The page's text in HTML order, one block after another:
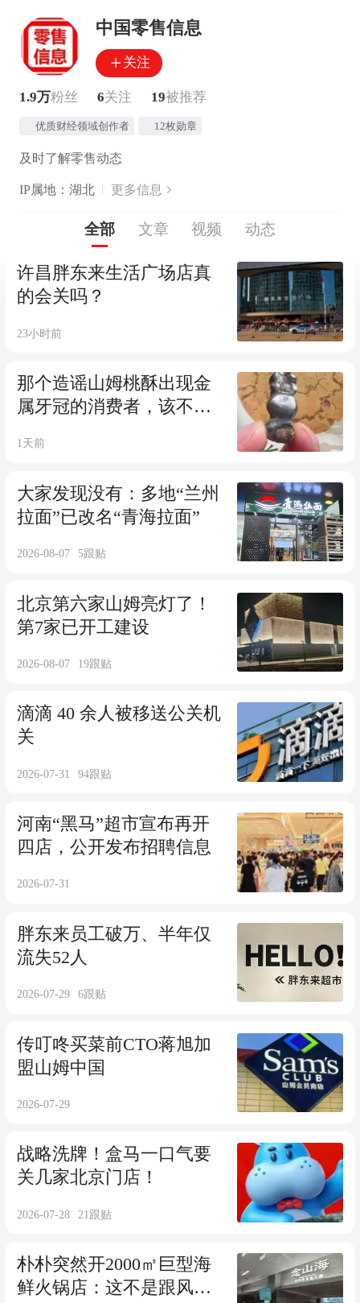
中国零售信息
关注
1.9万粉丝 6关注 19被推荐
优质财经领域创作者 12枚勋章
及时了解零售动态
IP属地：湖北 更多信息
全部 文章 视频 动态
许昌胖东来生活广场店真
的会关吗？
23小时前
那个造谣山姆桃酥出现金
属牙冠的消费者，该不该
1天前
大家发现没有：多地“兰州
拉面”已改名“青海拉面”
2026-08-07 5跟贴
北京第六家山姆亮灯了！
第7家已开工建设
2026-08-07 19跟贴
滴滴 40 余人被移送公关机
关
2026-07-31 94跟贴
河南“黑马”超市宣布再开
四店，公开发布招聘信息
2026-07-31
胖东来员工破万、半年仅
流失52人
2026-07-29 6跟贴
传叮咚买菜前CTO蒋旭加
盟山姆中国
2026-07-29
战略洗牌！盒马一口气要
关几家北京门店！
2026-07-28 21跟贴
朴朴突然开2000㎡巨型海
鲜火锅店：这不是跟风，